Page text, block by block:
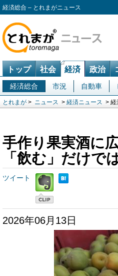
経済総合 – とれまがニュース
トップ 社会 経済 政治
経済総合 市況 自動車
とれまが > ニュース > 経済ニュース > 経
手作り果実酒に
「飲む」だけで
ツイート
2026年06月13日